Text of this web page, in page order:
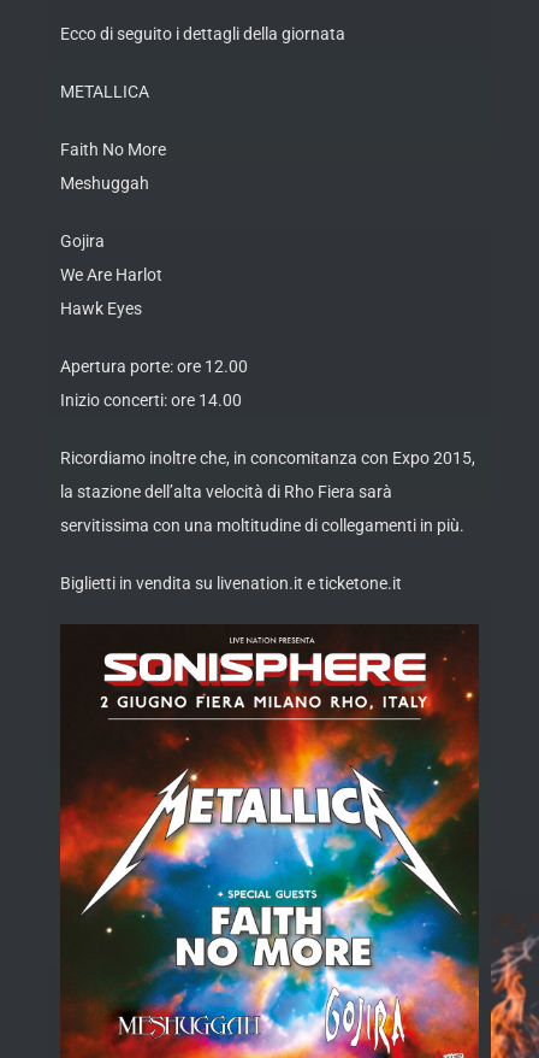
Ecco di seguito i dettagli della giornata
METALLICA
Faith No More
Meshuggah
Gojira
We Are Harlot
Hawk Eyes
Apertura porte: ore 12.00
Inizio concerti: ore 14.00
Ricordiamo inoltre che, in concomitanza con Expo 2015,
la stazione dell’alta velocità di Rho Fiera sarà
servitissima con una moltitudine di collegamenti in più.
Biglietti in vendita su livenation.it e ticketone.it